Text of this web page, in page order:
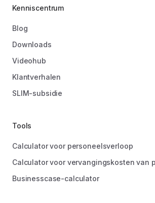
Kenniscentrum
Blog
Downloads
Videohub
Klantverhalen
SLIM-subsidie
Tools
Calculator voor personeelsverloop
Calculator voor vervangingskosten van
Businesscase-calculator